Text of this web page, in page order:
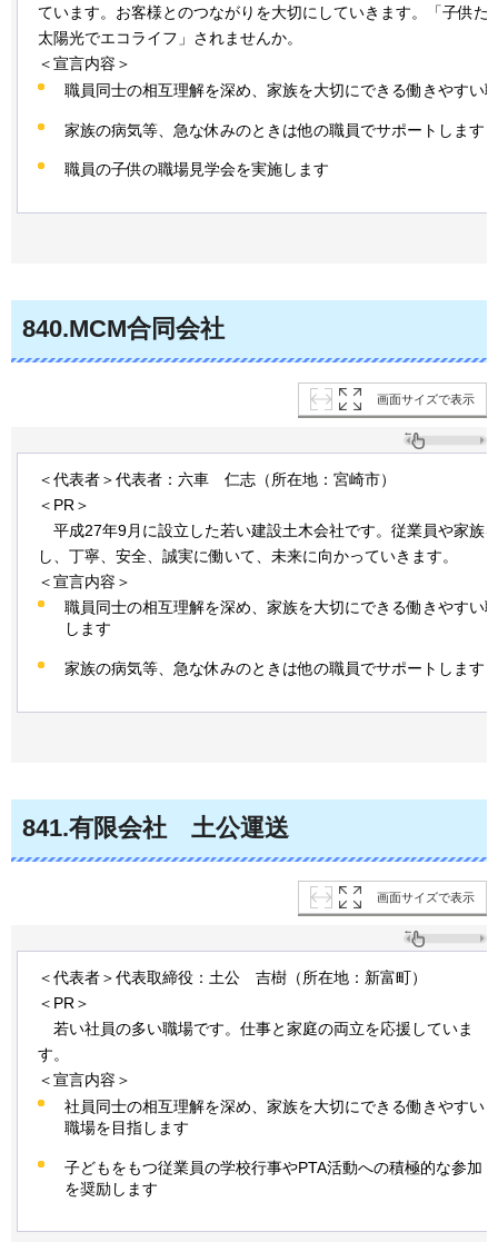
ています。お客様とのつながりを大切にしていきます。「子供た
太陽光でエコライフ」されませんか。
＜宣言内容＞
職員同士の相互理解を深め、家族を大切にできる働きやすい
家族の病気等、急な休みのときは他の職員でサポートします
職員の子供の職場見学会を実施します
840.MCM合同会社
画面サイズで表示
＜代表者＞代表者：六車 仁志（所在地：宮崎市）
＜PR＞
平成27年9月に設立した若い建設土木会社です。従業員や家族
し、丁寧、安全、誠実に働いて、未来に向かっていきます。
＜宣言内容＞
職員同士の相互理解を深め、家族を大切にできる働きやすい
します
家族の病気等、急な休みのときは他の職員でサポートします
841.有限会社 土公運送
画面サイズで表示
＜代表者＞代表取締役：土公 吉樹（所在地：新富町）
＜PR＞
若い社員の多い職場です。仕事と家庭の両立を応援していま
す。
＜宣言内容＞
社員同士の相互理解を深め、家族を大切にできる働きやすい
職場を目指します
子どもをもつ従業員の学校行事やPTA活動への積極的な参加
を奨励します